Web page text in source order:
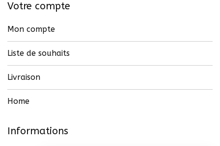
Votre compte
Mon compte
Liste de souhaits
Livraison
Home
Informations